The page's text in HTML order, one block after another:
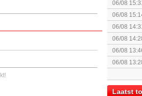
06/08
augustus
06/08
politiek/
06/08
06/08
gezien?
06/08
Fighting
06/08
Laatst